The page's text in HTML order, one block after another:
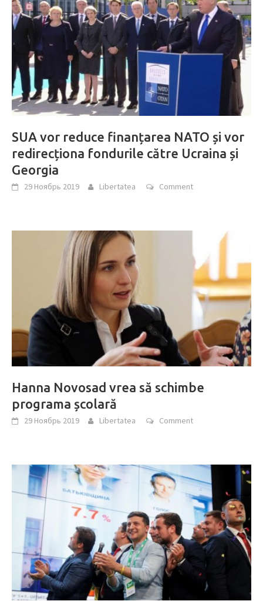
SUA vor reduce finanțarea NATO și vor
redirecționa fondurile către Ucraina și
Georgia
29 Ноябрь 2019 Libertatea Comment
Hanna Novosad vrea să schimbe
programa școlară
29 Ноябрь 2019 Libertatea Comment